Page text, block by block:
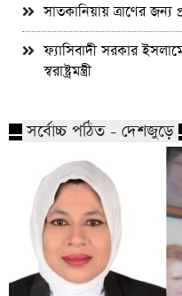
সাতকানিয়ায় ত্রাণের জন্য
ফ্যাসিবাদী সরকার
স্বরাষ্ট্রমন্ত্রী
সর্বোচ্চ পঠিত - দেশজুড়ে